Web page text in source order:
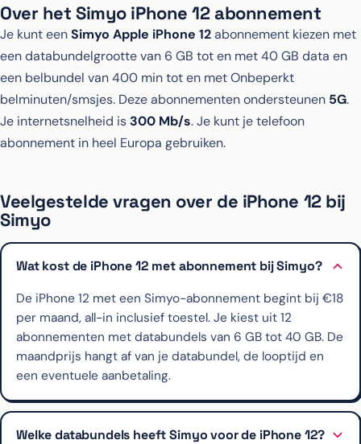
Over het Simyo iPhone 12 abonnement
Je kunt eenSimyo Apple iPhone 12abonnement kiezen met
een databundelgrootte van 6 GB tot en met 40 GB data en
een belbundel van 400 min tot en met Onbeperkt
belminuten/smsjes. Deze abonnementen ondersteunen 5G.
Je internetsnelheid is300 Mb/s. Je kunt je telefoon
abonnement in heel Europa gebruiken.
Veelgestelde vragen over de iPhone 12 bij
Simyo
Wat kost de iPhone 12 met abonnement bij Simyo?
De iPhone 12 met een Simyo-abonnement begint bij €18
per maand, all-in inclusief toestel. Je kiest uit 12
abonnementen met databundels van 6 GB tot 40 GB. De
maandprijs hangt af van je databundel, de looptijd en
een eventuele aanbetaling.
Welke databundels heeft Simyo voor de iPhone 12?